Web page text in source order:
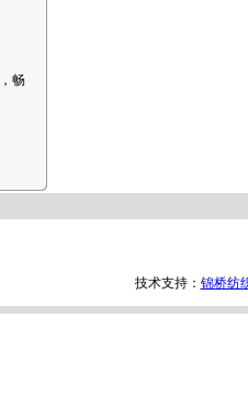
，畅
技术支持： 锦桥纺